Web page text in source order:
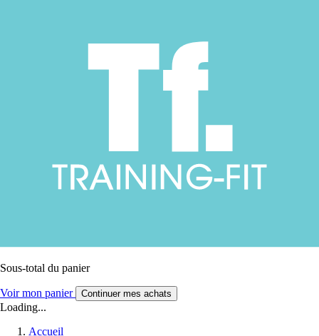
Sous-total du panier
Voir mon panier Continuer mes achats
Loading...
Accueil